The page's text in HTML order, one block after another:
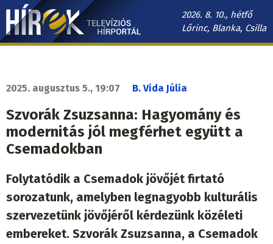
Ugrás
tartalomra
2026. 8. 10., hétfő
Lőrinc, Blanka, Csilla
Hírek.sk
2025. augusztus 5., 19:07 B. Vida Júlia
Szvorák Zsuzsanna: Hagyomány és
modernitás jól megférhet együtt a
Csemadokban
Folytatódik a Csemadok jövőjét firtató
sorozatunk, amelyben legnagyobb kulturális
szervezetünk jövőjéről kérdezünk közéleti
embereket. Szvorák Zsuzsanna, a Csemadok